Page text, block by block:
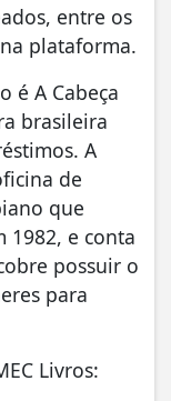
entre os
plataforma.
é A Cabeça
brasileira
A
de
que
1982, e conta
possuir o
para
Livros: